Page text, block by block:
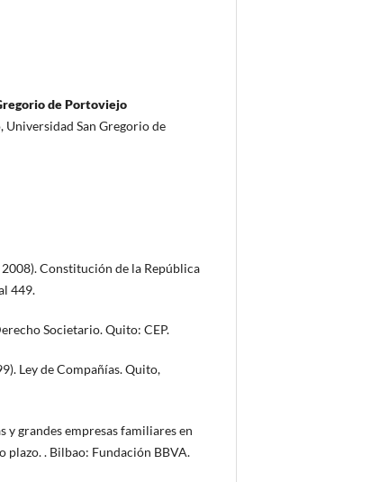
de Portoviejo
San Gregorio de
Constitución de la República
449.
Societario. Quito: CEP.
Ley de Compañías. Quito,
y grandes empresas familiares en
plazo. . Bilbao: Fundación BBVA.